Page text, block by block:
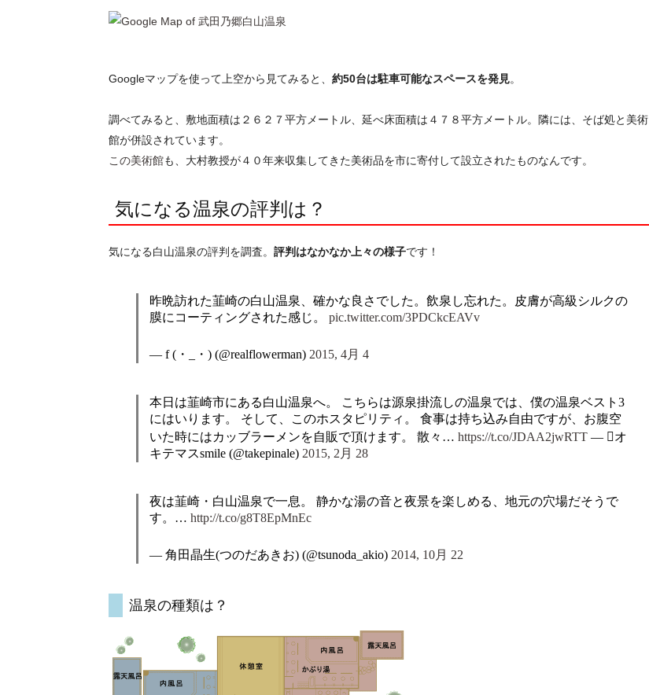
Googleマップを使って上空から見てみると、 約50台は駐車可能なスペースを発見。
調べてみると、敷地面積は２６２７平方メートル、延べ床面積は４７８平方メートル。隣には、そば処と美術
館が併設されています。
この美術館も、大村教授が４０年来収集してきた美術品を市に寄付して設立されたものなんです。
気になる温泉の評判は？
気になる白山温泉の評判を調査。 評判はなかなか上々の様子です！
昨晩訪れた韮崎の白山温泉、確かな良さでした。飲泉し忘れた。皮膚が高級シルクの
膜にコーティングされた感じ。 pic.twitter.com/3PDCkcEAVv
— f (・_・) (@realflowerman) 2015, 4月 4
本日は韮崎市にある白山温泉へ。 こちらは源泉掛流しの温泉では、僕の温泉ベスト3
にはいります。 そして、このホスタピリティ。 食事は持ち込み自由ですが、お腹空
いた時にはカッブラーメンを自販で頂けます。 散々… https://t.co/JDAA2jwRTT— オ
キテマスsmile (@takepinale) 2015, 2月 28
夜は韮崎・白山温泉で一息。 静かな湯の音と夜景を楽しめる、地元の穴場だそうで
す。… http://t.co/g8T8EpMnEc
— 角田晶生(つのだあきお) (@tsunoda_akio) 2014, 10月 22
温泉の種類は？